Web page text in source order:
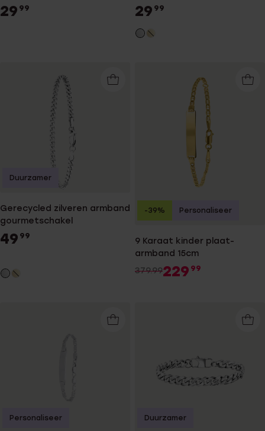
schakel
29 99 29 99
Gerecycled zilveren armband
gourmetschakel
49 99
Duurzamer
9 Karaat kinder plaat-
armband 15cm
379.99229 99
-39% Personaliseer
Personaliseer Duurzamer